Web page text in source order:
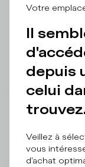
confortable.
de choisir votre
Détails et
Entretien Produit
There was a
problem loading
Votre
Il
depuis
celui
Veillez à
vous
d'achat